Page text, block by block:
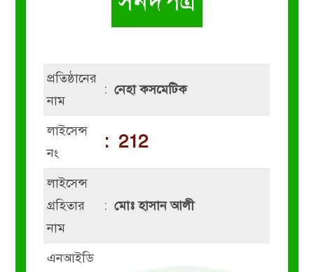
প্রতিষ্ঠানের
নাম
:নেহা কসমেটিক
লাইসেন্স
নং
: 212
লাইসেন্স
গ্রহিতার
নাম
:মোঃ হাসান আলী
এনআইডি